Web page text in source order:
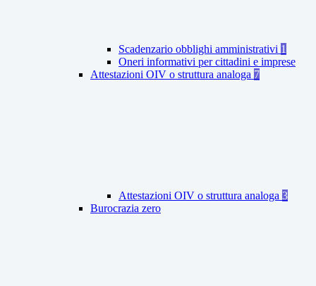
Scadenzario obblighi amministrativi 1
Oneri informativi per cittadini e imprese
Attestazioni OIV o struttura analoga 7
Attestazioni OIV o struttura analoga 3
Burocrazia zero